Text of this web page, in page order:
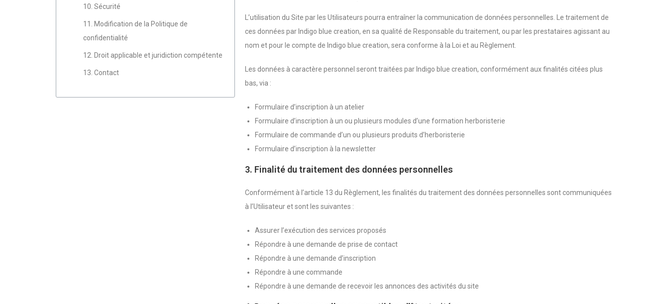
10. Sécurité
11. Modification de la Politique de
confidentialité
12. Droit applicable et juridiction compétente
13. Contact
L’utilisation du Site par les Utilisateurs pourra entraîner la communication de données personnelles. Le traitement de
ces données par Indigo blue creation, en sa qualité de Responsable du traitement, ou par les prestataires agissant au
nom et pour le compte de Indigo blue creation, sera conforme à la Loi et au Règlement.
Les données à caractère personnel seront traitées par Indigo blue creation, conformément aux finalités citées plus
bas, via :
Formulaire d’inscription à un atelier
Formulaire d’inscription à un ou plusieurs modules d’une formation herboristerie
Formulaire de commande d’un ou plusieurs produits d’herboristerie
Formulaire d’inscription à la newsletter
3. Finalité du traitement des données personnelles
Conformément à l’article 13 du Règlement, les finalités du traitement des données personnelles sont communiquées
à l’Utilisateur et sont les suivantes :
Assurer l’exécution des services proposés
Répondre à une demande de prise de contact
Répondre à une demande d’inscription
Répondre à une commande
Répondre à une demande de recevoir les annonces des activités du site